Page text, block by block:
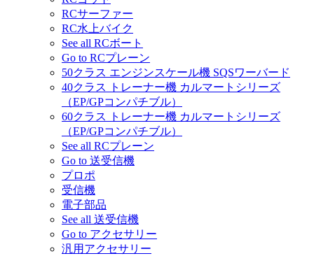
RCサーファー
RC水上バイク
See all RCボート
Go to RCプレーン
50クラス エンジンスケール機 SQSワーバード
40クラス トレーナー機 カルマートシリーズ
（EP/GPコンパチブル）
60クラス トレーナー機 カルマートシリーズ
（EP/GPコンパチブル）
See all RCプレーン
Go to 送受信機
プロポ
受信機
電子部品
See all 送受信機
Go to アクセサリー
汎用アクセサリー